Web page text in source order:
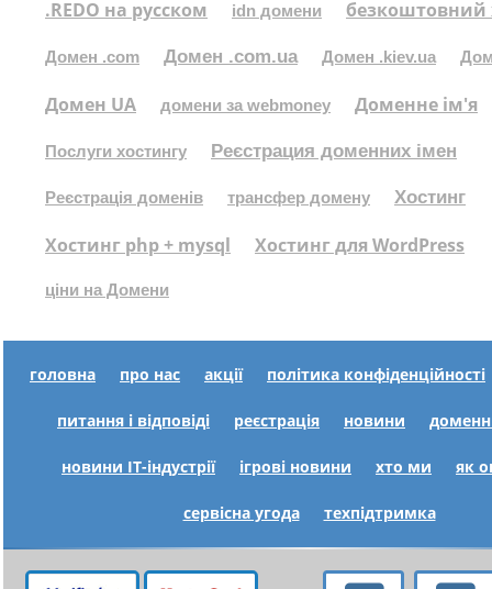
.REDO на русском
idn домени безкоштовний
Домен .com Домен .com.ua Домен .kiev.ua
Домен UA домени за webmoney Доменне ім'я
Послуги хостингу Реєстрация доменних імен
Реєстрація доменів трансфер домену Хостинг
Хостинг php + mysql Хостинг для WordPress
ціни на Домени
головна про нас акції політика конфіденційності
питання і відповіді реєстрація новини
новини IT-індустрії ігрові новини хто ми як
сервісна угода техпідтримка